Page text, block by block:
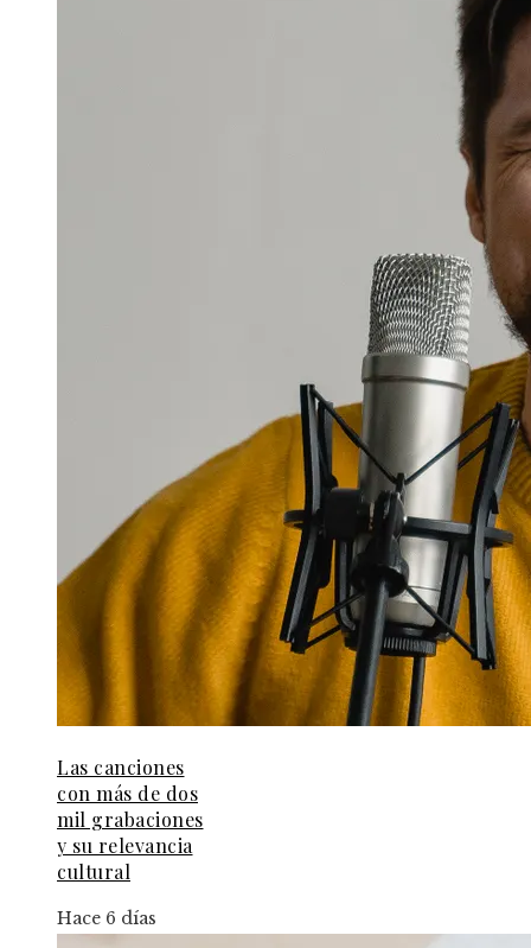
Las canciones
con más de dos
mil grabaciones
y su relevancia
cultural
Hace 6 días